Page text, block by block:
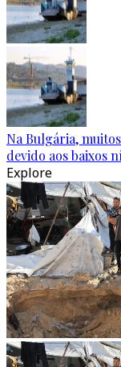
Na Bulgária,
devido aos baixos
Explore